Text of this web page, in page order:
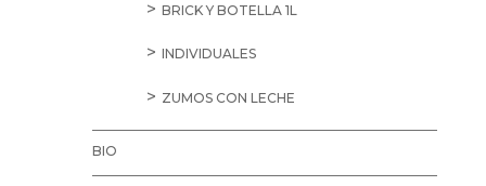
BRICK Y BOTELLA 1L
INDIVIDUALES
ZUMOS CON LECHE
BIO